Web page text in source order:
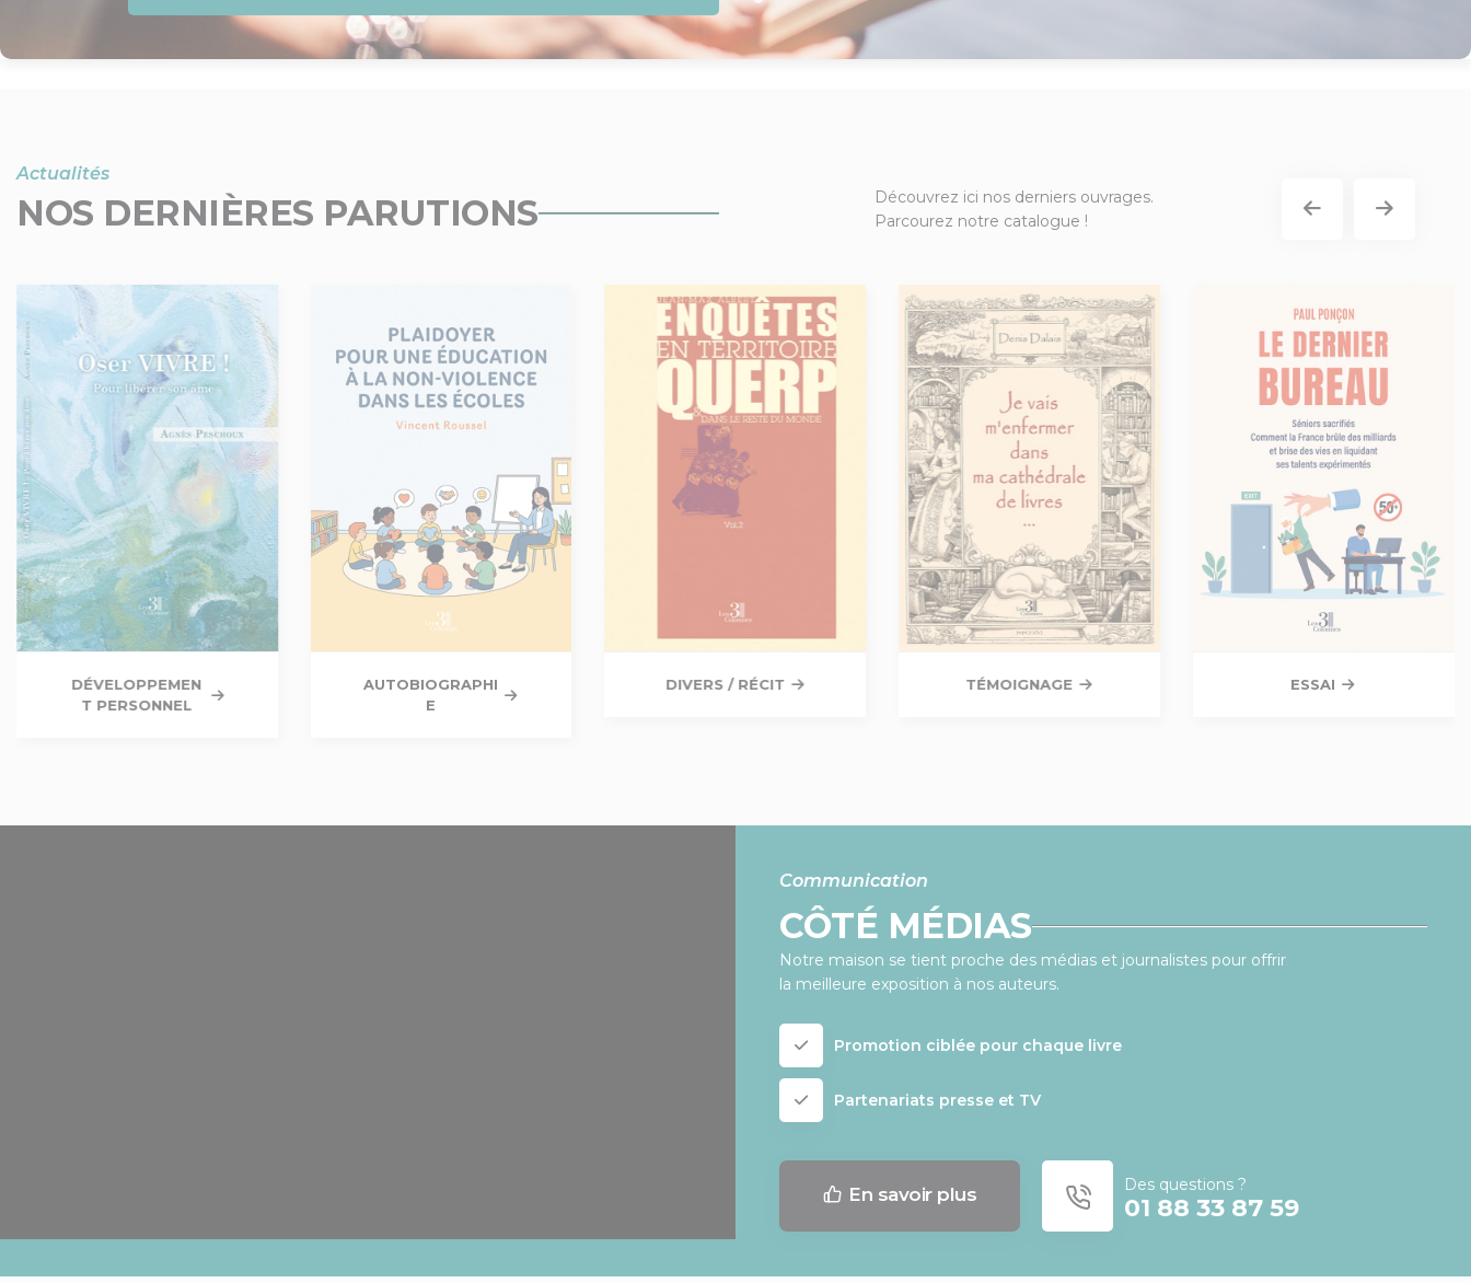
Actualités
NOS DERNIÈRES PARUTIONS
Découvrez ici nos derniers ouvrages.
Parcourez notre catalogue !
DÉVELOPPEMEN
T PERSONNEL
AUTOBIOGRAPHI
E
DIVERS / RÉCIT TÉMOIGNAGE ESSAI
Communication
CÔTÉ MÉDIAS
Notre maison se tient proche des médias et journalistes pour offrir
la meilleure exposition à nos auteurs.
Promotion ciblée pour chaque livre
Partenariats presse et TV
En savoir plus Des questions ?
01 88 33 87 59